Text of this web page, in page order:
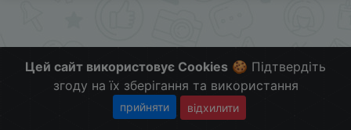
Цей сайт використовує Cookies 🍪 Підтвердіть
згоду на їх зберігання та використання
прийняти відхилити